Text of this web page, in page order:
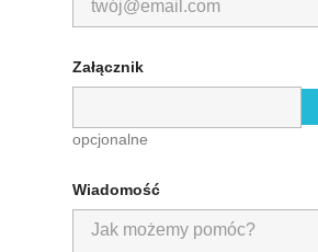
Załącznik
opcjonalne
Wiadomość